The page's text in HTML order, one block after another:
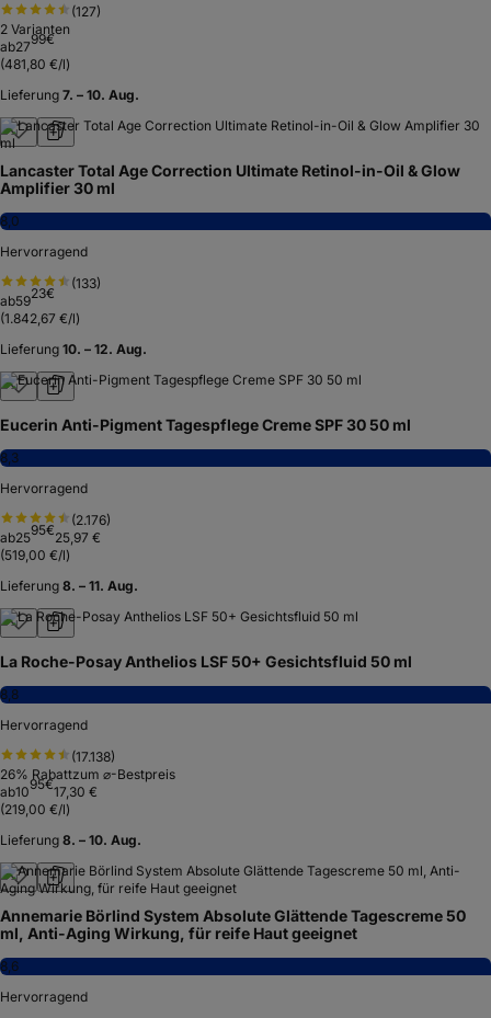
(127)
2 Varianten
ab2799€
(481,80 €/l)
Lieferung 7. – 10. Aug.
Lancaster Total Age Correction Ultimate Retinol-in-Oil & Glow
Amplifier 30 ml
8,0
Hervorragend
(133)
ab5923€
(1.842,67 €/l)
Lieferung 10. – 12. Aug.
Eucerin Anti-Pigment Tagespflege Creme SPF 30 50 ml
8,3
Hervorragend
(2.176)
ab2595€25,97 €
(519,00 €/l)
Lieferung 8. – 11. Aug.
La Roche-Posay Anthelios LSF 50+ Gesichtsfluid 50 ml
8,8
Hervorragend
(17.138)
26% Rabattzum ⌀-Bestpreis
ab1095€17,30 €
(219,00 €/l)
Lieferung 8. – 10. Aug.
Annemarie Börlind System Absolute Glättende Tagescreme 50
ml, Anti-Aging Wirkung, für reife Haut geeignet
8,6
Hervorragend